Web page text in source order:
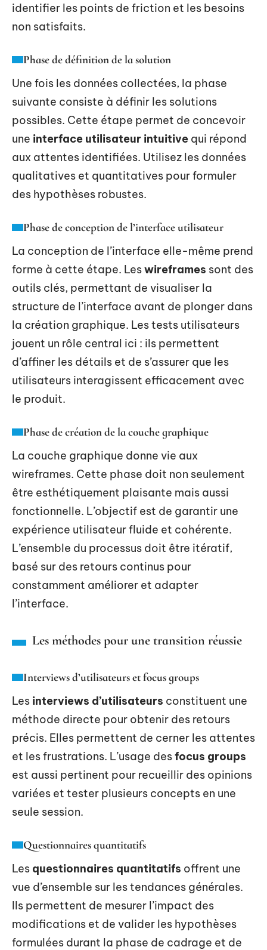
identifier les points de friction et les besoins
non satisfaits.
Phase de définition de la solution
Une fois les données collectées, la phase
suivante consiste à définir les solutions
possibles. Cette étape permet de concevoir
une interface utilisateur intuitive qui répond
aux attentes identifiées. Utilisez les données
qualitatives et quantitatives pour formuler
des hypothèses robustes.
Phase de conception de l’interface utilisateur
La conception de l’interface elle-même prend
forme à cette étape. Leswireframes sont des
outils clés, permettant de visualiser la
structure de l’interface avant de plonger dans
la création graphique. Les tests utilisateurs
jouent un rôle central ici : ils permettent
d’affiner les détails et de s’assurer que les
utilisateurs interagissent efficacement avec
le produit.
Phase de création de la couche graphique
La couche graphique donne vie aux
wireframes. Cette phase doit non seulement
être esthétiquement plaisante mais aussi
fonctionnelle. L’objectif est de garantir une
expérience utilisateur fluide et cohérente.
L’ensemble du processus doit être itératif,
basé sur des retours continus pour
constamment améliorer et adapter
l’interface.
Les méthodes pour une transition réussie
Interviews d’utilisateurs et focus groups
Les interviews d’utilisateurs constituent une
méthode directe pour obtenir des retours
précis. Elles permettent de cerner les attentes
et les frustrations. L’usage desfocus groups
est aussi pertinent pour recueillir des opinions
variées et tester plusieurs concepts en une
seule session.
Questionnaires quantitatifs
Les questionnaires quantitatifs offrent une
vue d’ensemble sur les tendances générales.
Ils permettent de mesurer l’impact des
modifications et de valider les hypothèses
formulées durant la phase de cadrage et de